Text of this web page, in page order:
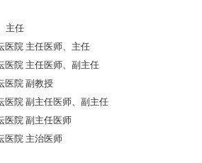
主任
医院 主任医师、主任
医院 主任医师、副主任
医院 副教授
医院 副主任医师、副主任
医院 副主任医师
医院 主治医师